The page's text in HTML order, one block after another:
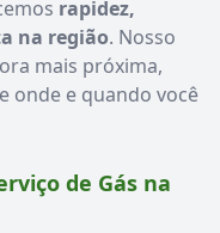
rapidez,
na região. Nosso
mais próxima,
onde e quando você
de Gás na